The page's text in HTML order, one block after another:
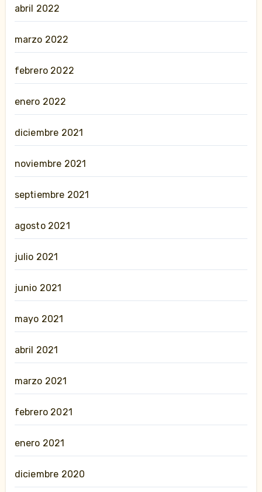
abril 2022
marzo 2022
febrero 2022
enero 2022
diciembre 2021
noviembre 2021
septiembre 2021
agosto 2021
julio 2021
junio 2021
mayo 2021
abril 2021
marzo 2021
febrero 2021
enero 2021
diciembre 2020